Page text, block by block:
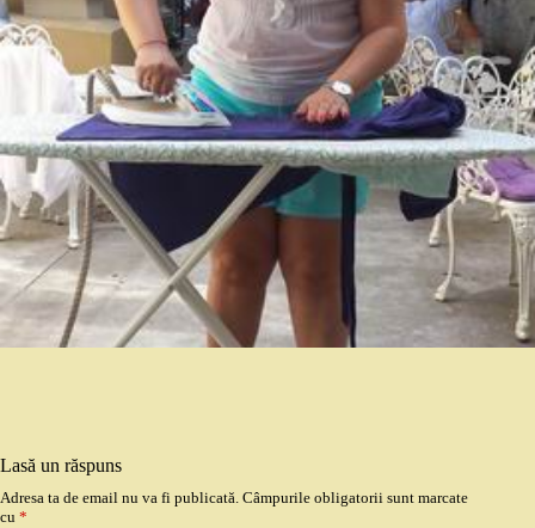
Lasă un răspuns
Adresa ta de email nu va fi publicată. Câmpurile obligatorii sunt marcate
cu *